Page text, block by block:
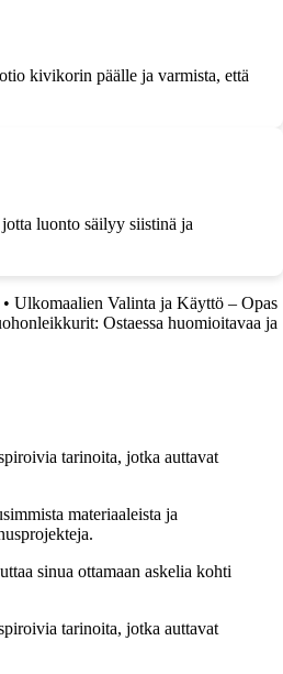
kivikorin päälle ja varmista, että
luonto säilyy siistinä ja
• Ulkomaalien Valinta ja Käyttö – Opas
Ostaessa huomioitavaa ja
tarinoita, jotka auttavat
materiaaleista ja
sinua ottamaan askelia kohti
tarinoita, jotka auttavat